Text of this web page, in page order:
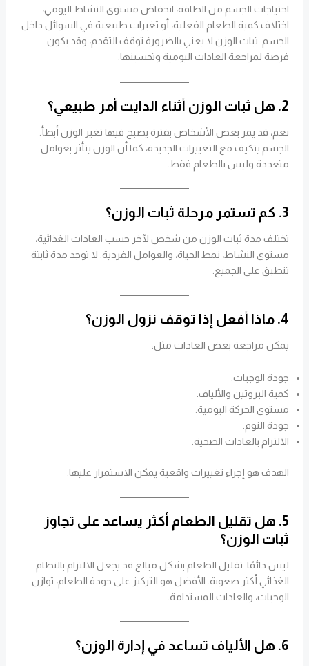
احتياجات الجسم من الطاقة، انخفاض مستوى النشاط اليومي،
اختلاف كمية الطعام الفعلية، أو تغيرات طبيعية في السوائل داخل
الجسم. ثبات الوزن لا يعني بالضرورة توقف التقدم، وقد يكون
فرصة لمراجعة العادات اليومية وتحسينها.
2. هل ثبات الوزن أثناء الدايت أمر طبيعي؟
نعم، قد يمر بعض الأشخاص بفترة يصبح فيها تغير الوزن أبطأ.
الجسم يتكيف مع التغييرات الجديدة، كما أن الوزن يتأثر بعوامل
متعددة وليس بالطعام فقط.
3. كم تستمر مرحلة ثبات الوزن؟
تختلف مدة ثبات الوزن من شخص لآخر حسب العادات الغذائية،
مستوى النشاط، نمط الحياة، والعوامل الفردية. لا توجد مدة ثابتة
تنطبق على الجميع.
4. ماذا أفعل إذا توقف نزول الوزن؟
يمكن مراجعة بعض العادات مثل:
جودة الوجبات.
كمية البروتين والألياف.
مستوى الحركة اليومية.
جودة النوم.
الالتزام بالعادات الصحية.
الهدف هو إجراء تغييرات واقعية يمكن الاستمرار عليها.
5. هل تقليل الطعام أكثر يساعد على تجاوز
ثبات الوزن؟
ليس دائمًا. تقليل الطعام بشكل مبالغ قد يجعل الالتزام بالنظام
الغذائي أكثر صعوبة. الأفضل هو التركيز على جودة الطعام، توازن
الوجبات، والعادات المستدامة.
6. هل الألياف تساعد في إدارة الوزن؟